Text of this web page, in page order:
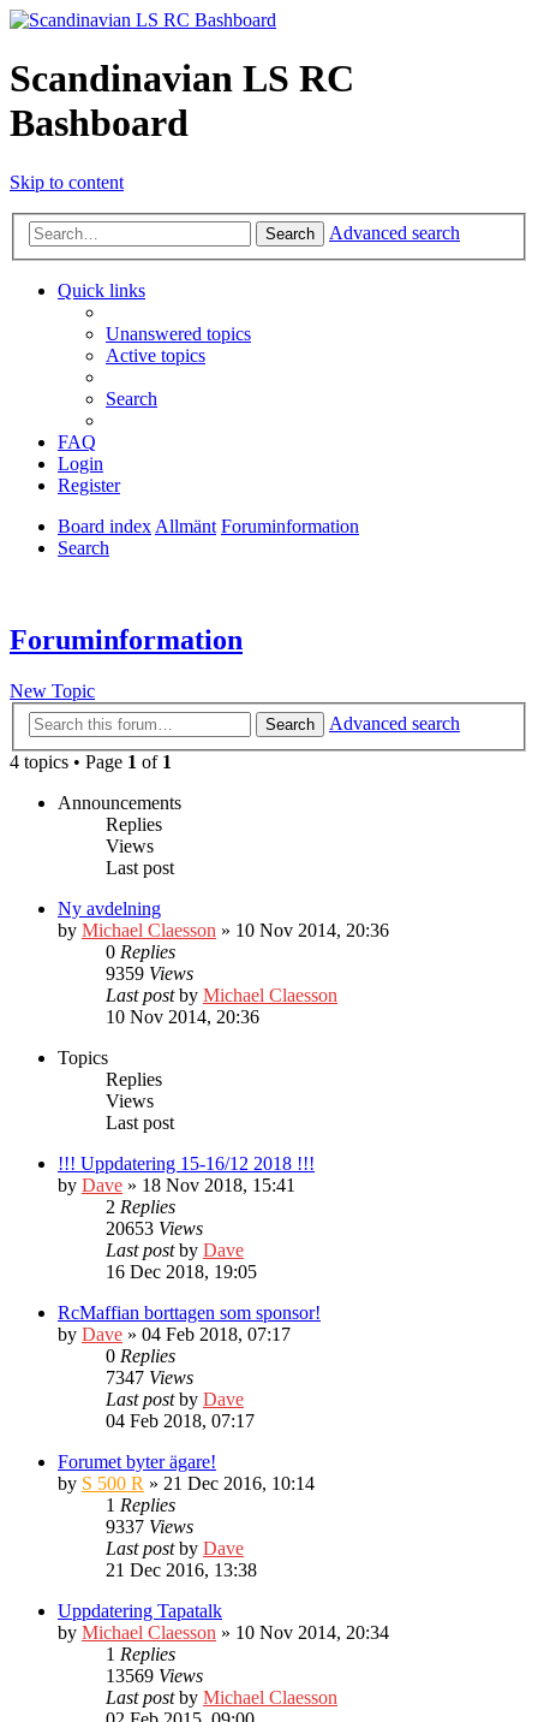
Scandinavian LS RC
Bashboard
Skip to content
Search Advanced search
Quick links
Unanswered topics
Active topics
Search
FAQ
Login
Register
Board indexAllmänt Foruminformation
Search
Foruminformation
New Topic
Search
Advanced search
4 topics • Page 1 of 1
Announcements
Replies
Views
Last post
Ny avdelning
by Michael Claesson » 10 Nov 2014, 20:36
0 Replies
9359 Views
Last postby Michael Claesson
10 Nov 2014, 20:36
Topics
Replies
Views
Last post
!!! Uppdatering 15-16/12 2018 !!!
by Dave » 18 Nov 2018, 15:41
2 Replies
20653 Views
Last postby Dave
16 Dec 2018, 19:05
RcMaffian borttagen som sponsor!
by Dave » 04 Feb 2018, 07:17
0 Replies
7347 Views
Last postby Dave
04 Feb 2018, 07:17
Forumet byter ägare!
by S 500 R » 21 Dec 2016, 10:14
1 Replies
9337 Views
Last postby Dave
21 Dec 2016, 13:38
Uppdatering Tapatalk
by Michael Claesson » 10 Nov 2014, 20:34
1 Replies
13569 Views
Last postby Michael Claesson